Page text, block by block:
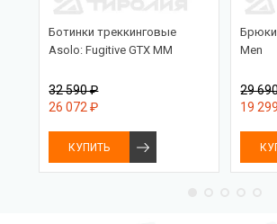
Ботинки треккинговые
Asolo: Fugitive GTX MM
32 590 ₽
26 072 ₽
КУПИТЬ
Men
29
19